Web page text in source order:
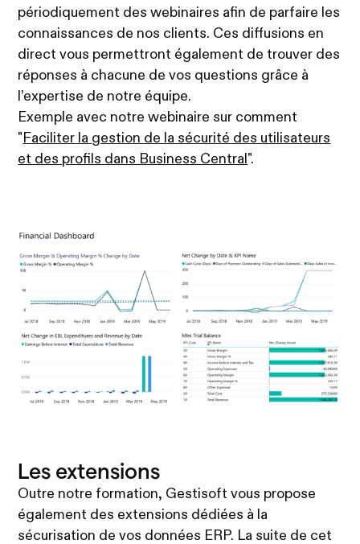
périodiquement des webinaires afin de parfaire les
connaissances de nos clients. Ces diffusions en
direct vous permettront également de trouver des
réponses à chacune de vos questions grâce à
l’expertise de notre équipe.
Exemple avec notre webinaire sur comment
" Faciliter la gestion de la sécurité des utilisateurs
et des profils dans Business Central ".
Les extensions
Outre notre formation, Gestisoft vous propose
également des extensions dédiées à la
sécurisation de vos données ERP. La suite de cet